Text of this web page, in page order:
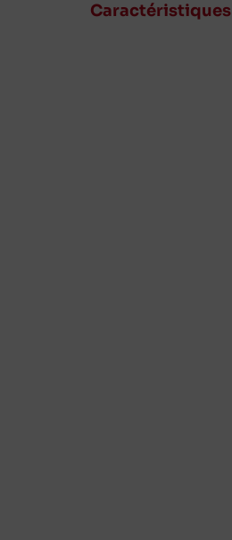
Caractéristiques